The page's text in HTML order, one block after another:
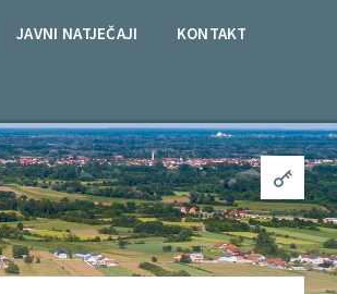
JAVNI NATJEČAJI KONTAKT